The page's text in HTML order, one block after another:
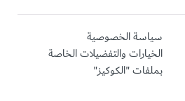
سياسة الخصوصية
الخيارات والتفضيلات الخاصة
بملفات "الكوكيز"